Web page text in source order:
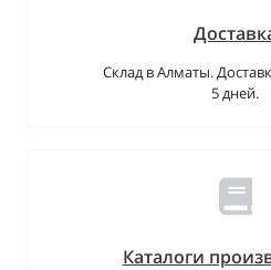
Склад в Алматы.
5 дней.
Каталоги